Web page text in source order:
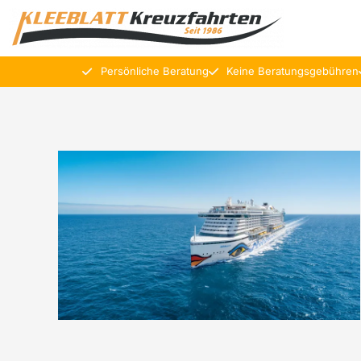
Persönliche Beratung Keine Beratungsgebühren